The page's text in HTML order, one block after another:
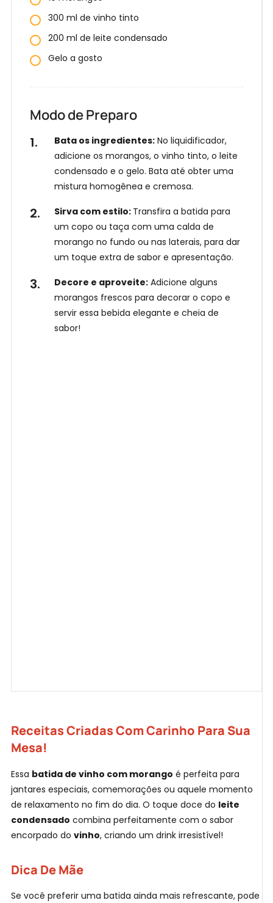
300 ml de vinho tinto
200 ml de leite condensado
Gelo a gosto
Modo de Preparo
Bata os ingredientes: No liquidificador,
adicione os morangos, o vinho tinto, o leite
condensado e o gelo. Bata até obter uma
mistura homogênea e cremosa.
Sirva com estilo: Transfira a batida para
um copo ou taça com uma calda de
morango no fundo ou nas laterais, para dar
um toque extra de sabor e apresentação.
Decore e aproveite: Adicione alguns
morangos frescos para decorar o copo e
servir essa bebida elegante e cheia de
sabor!
Receitas Criadas Com Carinho Para Sua
Mesa!
Essa batida de vinho com morango é perfeita para
jantares especiais, comemorações ou aquele momento
de relaxamento no fim do dia. O toque doce do leite
condensado combina perfeitamente com o sabor
encorpado do vinho, criando um drink irresistível!
Dica De Mãe
Se você preferir uma batida ainda mais refrescante, pode